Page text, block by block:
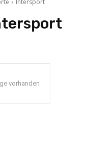
Intersport
vorhanden